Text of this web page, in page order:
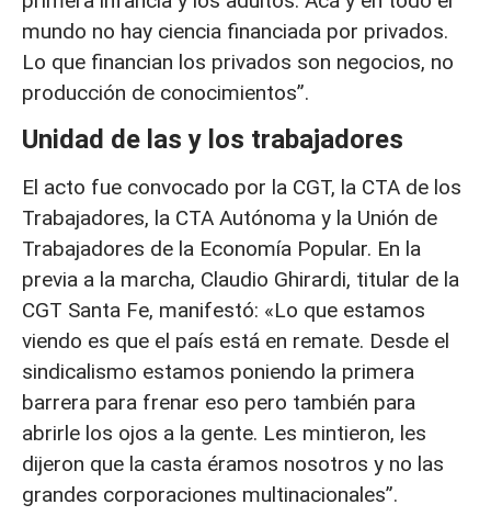
mundo no hay ciencia financiada por privados.
Lo que financian los privados son negocios, no
producción de conocimientos”.
Unidad de las y los trabajadores
El acto fue convocado por la CGT, la CTA de los
Trabajadores, la CTA Autónoma y la Unión de
Trabajadores de la Economía Popular. En la
previa a la marcha, Claudio Ghirardi, titular de la
CGT Santa Fe, manifestó: «Lo que estamos
viendo es que el país está en remate. Desde el
sindicalismo estamos poniendo la primera
barrera para frenar eso pero también para
abrirle los ojos a la gente. Les mintieron, les
dijeron que la casta éramos nosotros y no las
grandes corporaciones multinacionales”.